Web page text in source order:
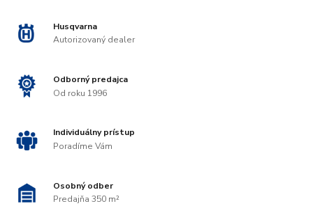
Husqvarna
Autorizovaný dealer
Odborný predajca
Od roku 1996
Individuálny prístup
Poradíme Vám
Osobný odber
Predajňa 350 m²